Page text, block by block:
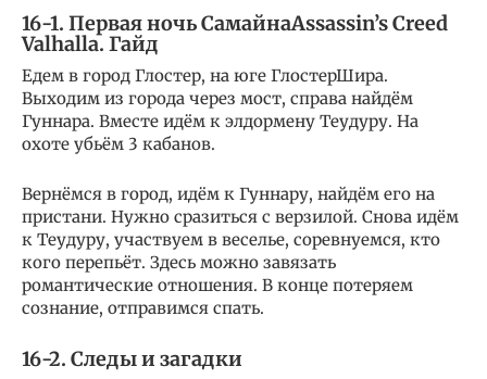
16-1. Первая ночь СамайнаAssassin’s Creed
Valhalla. Гайд
Едем в город Глостер, на юге ГлостерШира.
Выходим из города через мост, справа найдём
Гуннара. Вместе идём к элдормену Теудуру. На
охоте убьём 3 кабанов.
Вернёмся в город, идём к Гуннару, найдём его на
пристани. Нужно сразиться с верзилой. Снова идём
к Теудуру, участвуем в веселье, соревнуемся, кто
кого перепьёт. Здесь можно завязать
романтические отношения. В конце потеряем
сознание, отправимся спать.
16-2. Следы и загадки